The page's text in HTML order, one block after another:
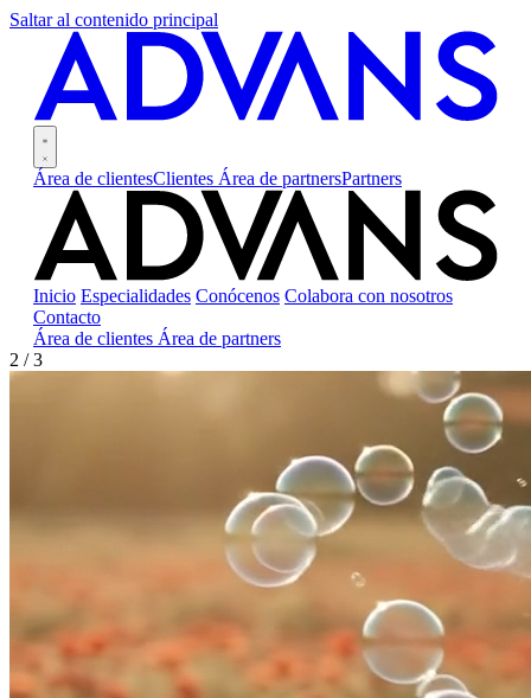
Saltar al contenido principal
Área de clientesClientes Área de partnersPartners
Inicio Especialidades Conócenos Colabora con nosotros
Contacto
Área de clientes Área de partners
2 / 3